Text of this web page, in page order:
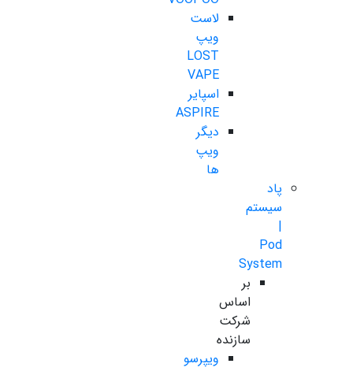
لاست
ویپ
LOST
VAPE
اسپایر
ASPIRE
دیگر
ویپ
ها
پاد
سیستم
|
Pod
System
بر
اساس
شرکت
سازنده
ویپرسو